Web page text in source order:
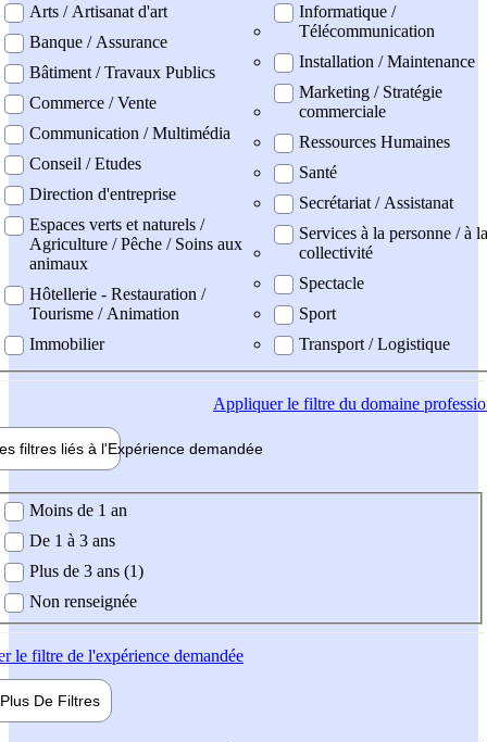
Arts / Artisanat d'art
Banque / Assurance
Bâtiment / Travaux Publics
Commerce / Vente
Communication / Multimédia
Conseil / Etudes
Direction d'entreprise
Espaces verts et naturels /
Agriculture / Pêche / Soins aux
animaux
Hôtellerie - Restauration /
Tourisme / Animation
Immobilier
Informatique /
Télécommunication
Installation / Maintenance
Marketing / Stratégie
commerciale
Ressources Humaines
Santé
Secrétariat / Assistanat
Services à la personne / à la
collectivité
Spectacle
Sport
Transport / Logistique
Appliquerle filtre du domaine
filtres liés à l'Expérience demandée
demandée
Moins de 1 an
De 1 à 3 ans
Plus de 3 ans (1)
Non renseignée
le filtre de l'expérience demandée
Plus De Filtres